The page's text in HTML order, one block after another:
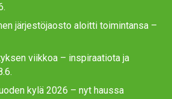
järjestöjaosto aloitti toimintansa –
viikkoa – inspiraatiota ja
kylä 2026 – nyt haussa